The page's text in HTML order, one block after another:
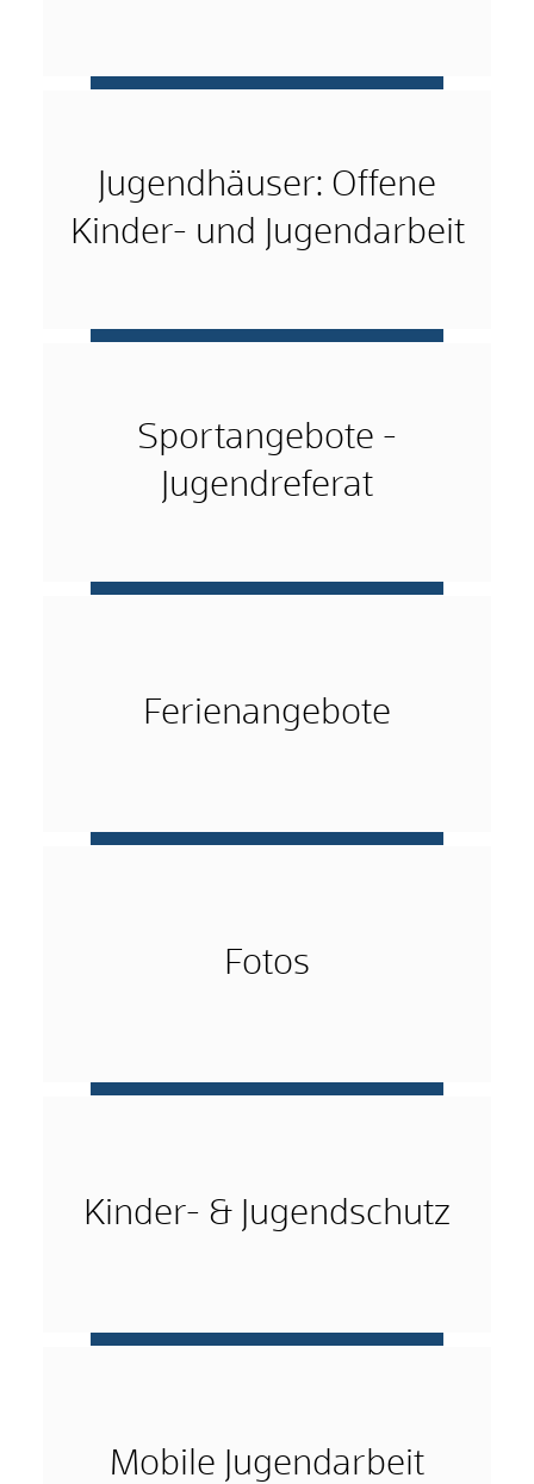
Jugendhäuser: Offene
Kinder- und Jugendarbeit
Sportangebote -
Jugendreferat
Ferienangebote
Fotos
Kinder- & Jugendschutz
Mobile Jugendarbeit